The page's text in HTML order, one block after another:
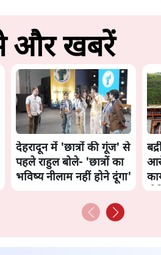
और खबरें
देहरादून में 'छात्रों की गूंज' से
पहले राहुल बोले- 'छात्रों का
भविष्य नीलाम नहीं होने दूंगा'